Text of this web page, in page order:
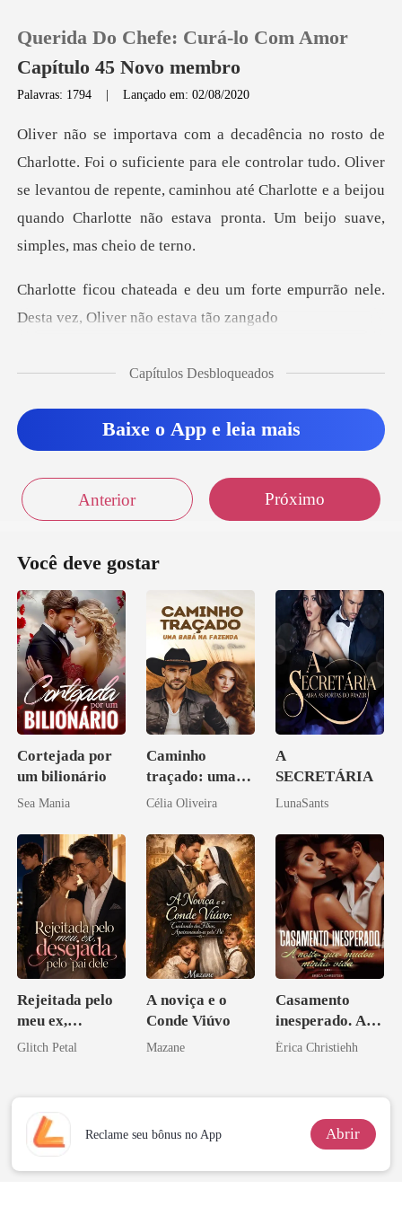
0
Loja
Sair
Querida Do Chefe: Curá-lo Com Amor
Capítulo 45 Novo membro
Palavras: 1794 |Lançado em: 02/08/2020
a ele controlar tudo. Oliver
se levantou de repente, caminhou até Charlotte e a beij
um forte empurrão nele.
Desta v
Capítulos Desbloqueados
Baixe o App e leia mais
Anterior Próximo
Você deve gostar
Cortejada por
um bilionário
Sea Mania
Caminho
traçado: uma
babá na fazenda
Célia Oliveira
A
SECRETÁRIA
LunaSants
Rejeitada pelo
meu ex,
desejada pelo
Glitch Petal
A noviça e o
Conde Viúvo
Mazane
Casamento
inesperado. A
noite que mudou
Érica Christiehh
Reclame seu bônus no App Abrir